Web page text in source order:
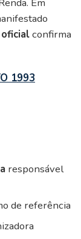
confirma
1993
responsável
de referência